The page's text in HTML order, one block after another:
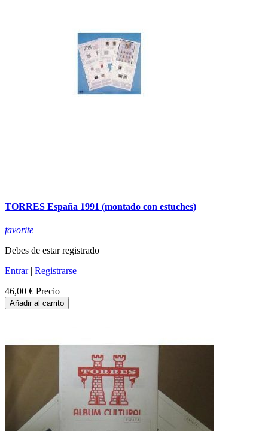
TORRES España 1991 (montado con estuches)
favorite
Debes de estar registrado
Entrar| Registrarse
46,00 € Precio
Añadir al carrito